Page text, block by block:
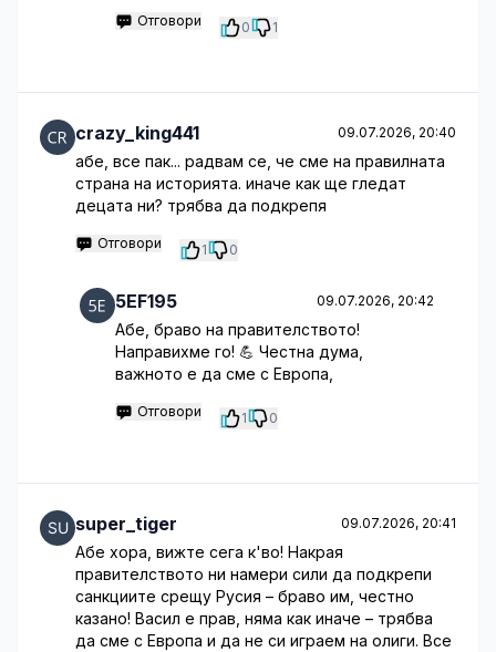
Отговори 0 1
crazy_king441 09.07.2026, 20:40
абе, все пак... радвам се, че сме на правилната
страна на историята. иначе как ще гледат
децата ни? трябва да подкрепя
Отговори 1 0
5EF195 09.07.2026, 20:42
Абе, браво на правителството!
Направихме го! 💪 Честна дума,
важното е да сме с Европа,
Отговори 1 0
super_tiger 09.07.2026, 20:41
Абе хора, вижте сега к'во! Накрая
правителството ни намери сили да подкрепи
санкциите срещу Русия – браво им, честно
казано! Васил е прав, няма как иначе – трябва
да сме с Европа и да не си играем на олиги. Все